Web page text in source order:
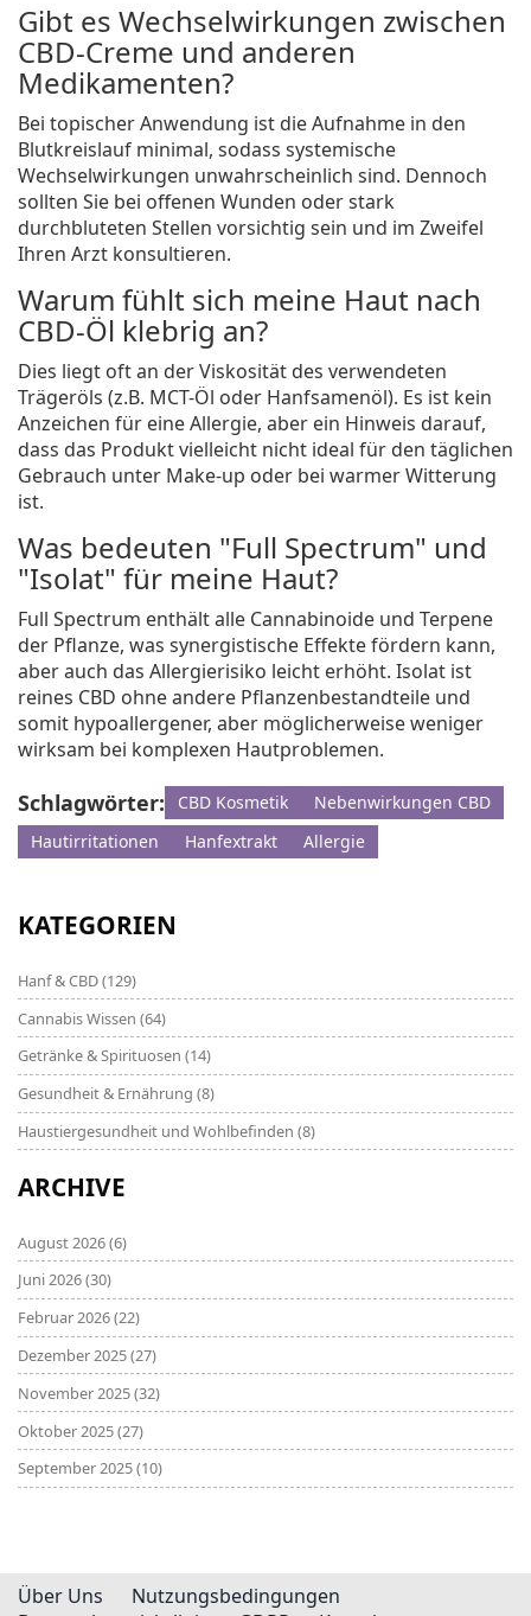
Gibt es Wechselwirkungen zwischen
CBD-Creme und anderen
Medikamenten?
Bei topischer Anwendung ist die Aufnahme in den
Blutkreislauf minimal, sodass systemische
Wechselwirkungen unwahrscheinlich sind. Dennoch
sollten Sie bei offenen Wunden oder stark
durchbluteten Stellen vorsichtig sein und im Zweifel
Ihren Arzt konsultieren.
Warum fühlt sich meine Haut nach
CBD-Öl klebrig an?
Dies liegt oft an der Viskosität des verwendeten
Trägeröls (z.B. MCT-Öl oder Hanfsamenöl). Es ist kein
Anzeichen für eine Allergie, aber ein Hinweis darauf,
dass das Produkt vielleicht nicht ideal für den täglichen
Gebrauch unter Make-up oder bei warmer Witterung
ist.
Was bedeuten "Full Spectrum" und
"Isolat" für meine Haut?
Full Spectrum enthält alle Cannabinoide und Terpene
der Pflanze, was synergistische Effekte fördern kann,
aber auch das Allergierisiko leicht erhöht. Isolat ist
reines CBD ohne andere Pflanzenbestandteile und
somit hypoallergener, aber möglicherweise weniger
wirksam bei komplexen Hautproblemen.
Schlagwörter: CBD Kosmetik
Nebenwirkungen CBD
Hautirritationen
Hanfextrakt Allergie
KATEGORIEN
Hanf & CBD(129)
Cannabis Wissen (64)
Getränke & Spirituosen (14)
Gesundheit & Ernährung (8)
Haustiergesundheit und Wohlbefinden (8)
ARCHIVE
August 2026(6)
Juni 2026(30)
Februar 2026(22)
Dezember 2025(27)
November 2025(32)
Oktober 2025(27)
September 2025(10)
Über Uns
Nutzungsbedingungen